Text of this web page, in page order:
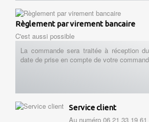
Règlement par virement bancaire
C'est aussi possible
La commande sera traitée à réception
date de prise en compte de votre
Service client
Au numéro 06 21 33 19 61